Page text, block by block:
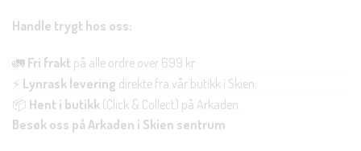
Handle trygt hos oss:
🚛 Fri frakt på alle ordre over 699 kr.
⚡ Lynrask levering direkte fra vår butikk i Skien.
📦 Hent i butikk (Click & Collect) på Arkaden.
Besøk oss på Arkaden i Skien sentrum